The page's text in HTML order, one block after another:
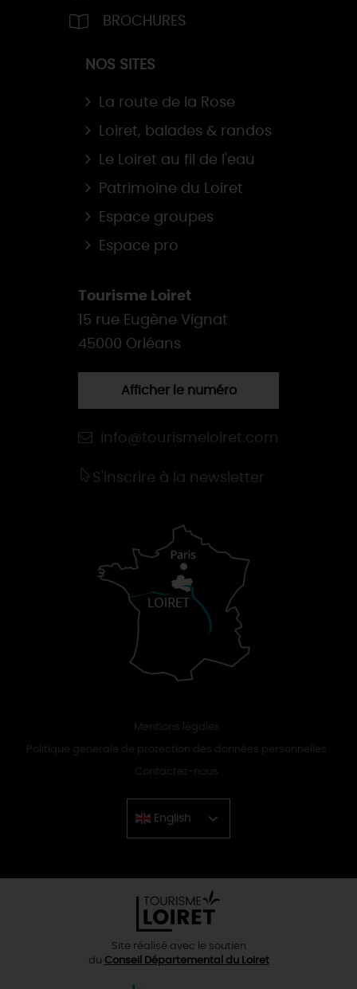
BROCHURES
NOS SITES
La route de la Rose
Loiret, balades & randos
Le Loiret au fil de l'eau
Patrimoine du Loiret
Espace groupes
Espace pro
Tourisme Loiret
15 rue Eugène Vignat
45000 Orléans
Afficher le numéro
info@tourismeloiret.com
S'inscrire à la newsletter
Mentions légales
Politique générale de protection des données personnelles
Contactez-nous
English
Chinese
Site réalisé avec le soutien
du Conseil Départemental du Loiret